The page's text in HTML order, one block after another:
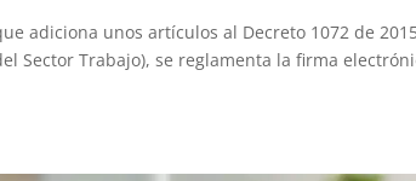
adiciona unos artículos al Decreto 1072 de
Sector Trabajo), se reglamenta la firma